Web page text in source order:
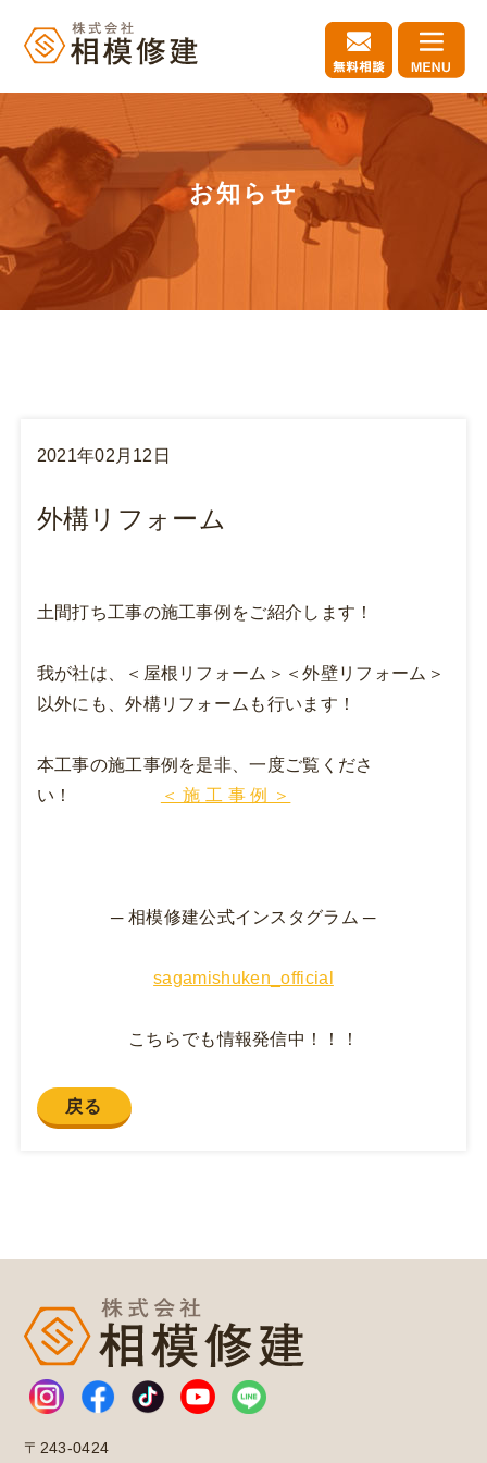
お知らせ
2021年02月12日
外構リフォーム
土間打ち工事の施工事例をご紹介します！
我が社は、＜屋根リフォーム＞＜外壁リフォーム＞
以外にも、外構リフォームも行います！
本工事の施工事例を是非、一度ご覧くださ
い！
＜ 施 工 事 例 ＞
─ 相模修建公式インスタグラム ─
sagamishuken_official
こちらでも情報発信中！！！
戻る
〒243-0424